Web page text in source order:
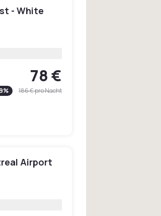
- White
78 €
% 186 €pro Nacht
Airport